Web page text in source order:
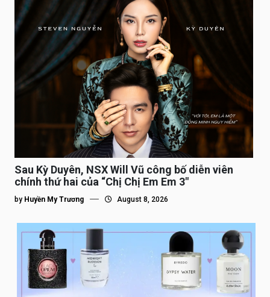
Sau Kỳ Duyên, NSX Will Vũ công bố diễn viên
chính thứ hai của “Chị Chị Em Em 3″
by Huyền My Trương August 8, 2026